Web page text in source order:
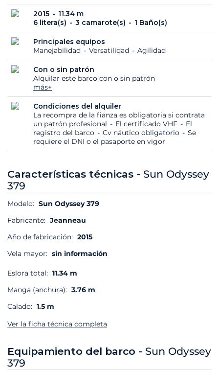
2015
11.34 m
6 litera(s)
3 camarote(s) 1 Baño(s)
Principales equipos
Manejabilidad
Versatilidad Agilidad
Con o sin patrón
Alquilar este barco con o sin patrón
más+
Condiciones del alquiler
La recompra de la fianza es obligatoria si contrata
un patrón profesional
El certificado VHF
El
registro del barco
Cv náutico obligatorio
Se
requiere el DNI o el pasaporte en vigor
Características técnicas - Sun Odyssey
379
Modelo: Sun Odyssey 379
Fabricante: Jeanneau
Año de fabricación: 2015
Vela mayor: sin información
Eslora total: 11.34 m
Manga (anchura): 3.76 m
Calado: 1.5 m
Ver la ficha técnica completa
Equipamiento del barco - Sun Odyssey
379